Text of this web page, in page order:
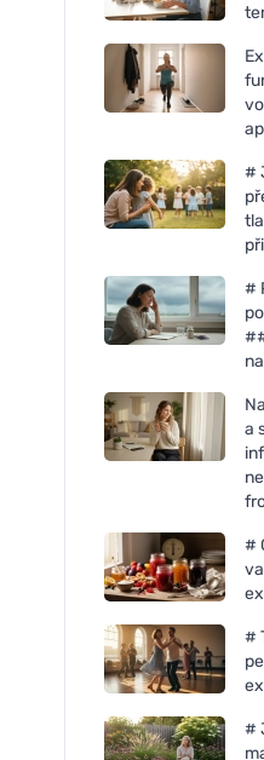
#
#
a
#
#
#